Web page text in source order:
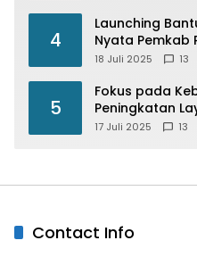
4
Launching
Nyata Pemkab
Beras
18 Juli 2025 13
5
Fokus pada
Peningkatan
Paspor Desain
17 Juli 2025 13
Contact Info